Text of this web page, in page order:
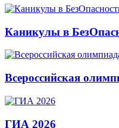
Каникулы в
Всероссийская
ГИА 2026